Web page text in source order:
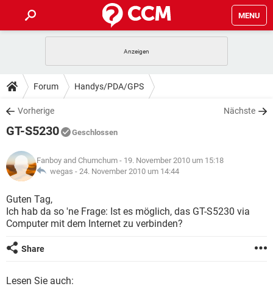
MENU
ANDROID IOS
WINDOWS 10
WHATSAPP
FACEBOOK
TIPPS & TRICKS
SPIELE STREAMING
WHATSAPP TIKTOK
FACEBOOK
DOWNLOADS
SPIELE
ANDROID
WINDOWS 10 INSTAGRAM
WHATSAPP
FACEBOOK HARDWARE
SPIELE STREAMING
ANDROID
WINDOWS 10
WHATSAPP TIKTOK
FACEBOOK
LEXIKON
SPIELE
ANDROID IOS
WHATSAPP
FACEBOOK
Forum Handys/PDA/GPS
Vorherige Nächste
GT-S5230 Geschlossen
Fanboy and Chumchum - 19. November 2010 um 15:18
wegas - 24. November 2010 um 14:44
Guten Tag,
Ich hab da so 'ne Frage: Ist es möglich, das GT-S5230 via
Computer mit dem Internet zu verbinden?
Share
Lesen Sie auch: